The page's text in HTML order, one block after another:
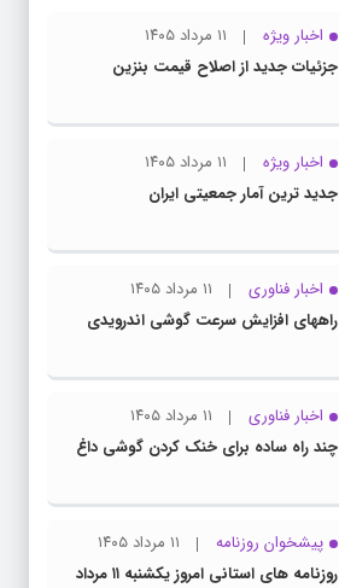
اخبار ویژه
۱۱ مرداد ۱۴۰۵
جزئیات جدید از اصلاح قیمت بنزین
اخبار ویژه
۱۱ مرداد ۱۴۰۵
جدید ترین آمار جمعیتی ایران
اخبار فناوری
۱۱ مرداد ۱۴۰۵
راههای افزایش سرعت گوشی اندرویدی
اخبار فناوری
۱۱ مرداد ۱۴۰۵
چند راه‌ ساده برای خنک کردن گوشی داغ
پیشخوان روزنامه
۱۱ مرداد ۱۴۰۵
روزنامه های استانی امروز یکشنبه ۱۱ مرداد